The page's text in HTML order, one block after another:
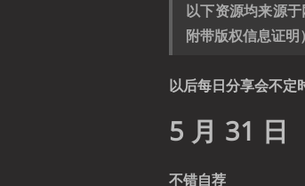
以下资源均来源
附带版权信息证明
以后每日分享会不定
5 月 31 日
不错自荐